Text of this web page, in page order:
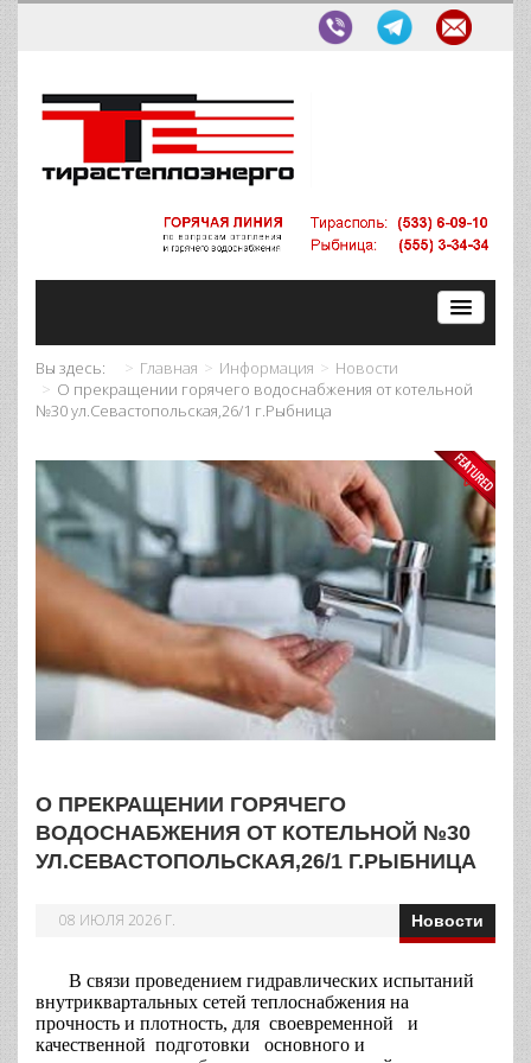
Вы здесь: Главная Информация
Новости
О прекращении горячего водоснабжения от котельной
№30 ул.Севастопольская,26/1 г.Рыбница
О ПРЕКРАЩЕНИИ ГОРЯЧЕГО
ВОДОСНАБЖЕНИЯ ОТ КОТЕЛЬНОЙ №30
УЛ.СЕВАСТОПОЛЬСКАЯ,26/1 Г.РЫБНИЦА
Новости
08 ИЮЛЯ 2026 Г.
В связи проведением гидравлических испытаний
внутриквартальных сетей теплоснабжения на
прочность и плотность, для своевременной и
качественной подготовки основного и